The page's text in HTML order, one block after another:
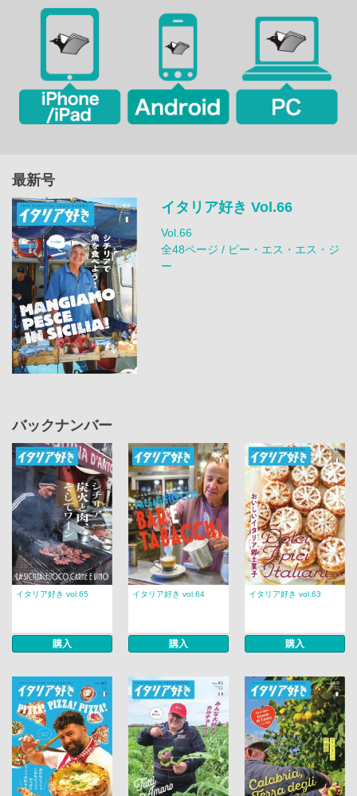
最新号
イタリア好き Vol.66
Vol.66
全48ページ / ピー・エス・エス・ジ
ー
バックナンバー
イタリア好き vol.65
購入
イタリア好き vol.64
購入
イタリア好き vol.63
購入